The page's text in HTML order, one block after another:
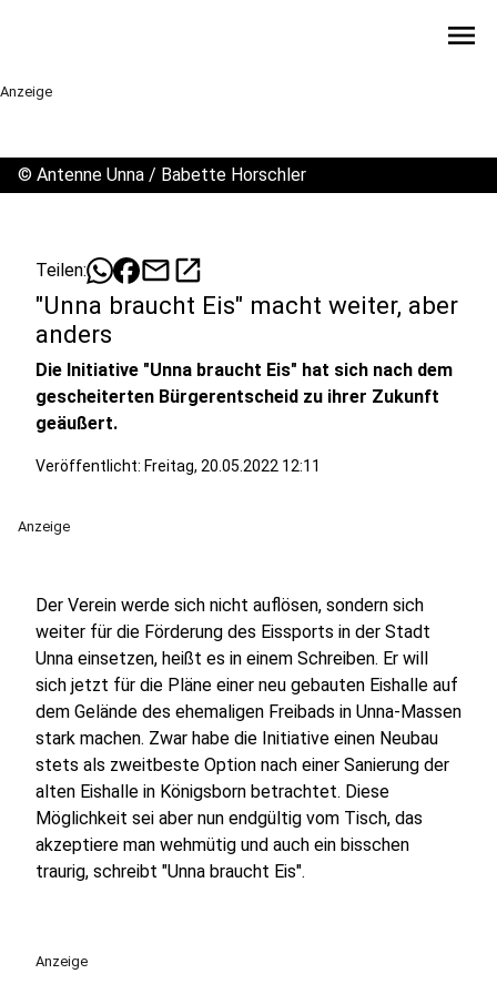
menu
Anzeige
© Antenne Unna / Babette Horschler
Teilen: mailopen_in_new
"Unna braucht Eis" macht weiter, aber
anders
Die Initiative "Unna braucht Eis" hat sich nach dem
gescheiterten Bürgerentscheid zu ihrer Zukunft
geäußert.
Veröffentlicht: Freitag, 20.05.2022 12:11
Anzeige
Der Verein werde sich nicht auflösen, sondern sich
weiter für die Förderung des Eissports in der Stadt
Unna einsetzen, heißt es in einem Schreiben. Er will
sich jetzt für die Pläne einer neu gebauten Eishalle auf
dem Gelände des ehemaligen Freibads in Unna-Massen
stark machen. Zwar habe die Initiative einen Neubau
stets als zweitbeste Option nach einer Sanierung der
alten Eishalle in Königsborn betrachtet. Diese
Möglichkeit sei aber nun endgültig vom Tisch, das
akzeptiere man wehmütig und auch ein bisschen
traurig, schreibt "Unna braucht Eis".
Anzeige